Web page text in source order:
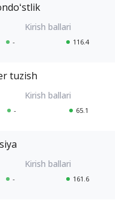
- 116.4
tuzish
- 65.1
- 161.6